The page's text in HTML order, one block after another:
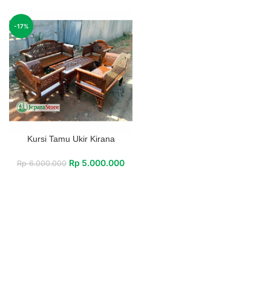
-17%
Kursi Tamu Ukir Kirana
Rp6.000.000 Rp 5.000.000